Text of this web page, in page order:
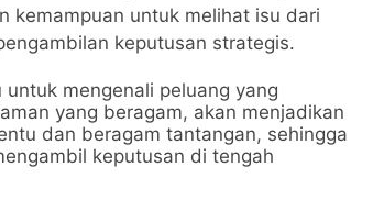
kemampuan untuk melihat isu dari
keputusan strategis.
mengenali peluang yang
yang beragam, akan menjadikan
dan beragam tantangan, sehingga
keputusan di tengah